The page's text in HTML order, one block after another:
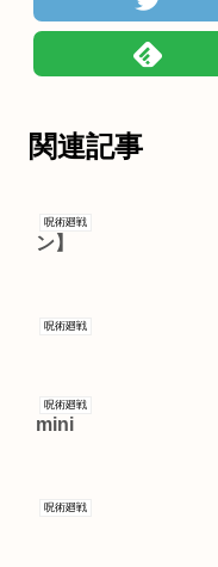
関連記事
呪術廻戦
ン】
呪術廻戦
呪術廻戦
mini
呪術廻戦